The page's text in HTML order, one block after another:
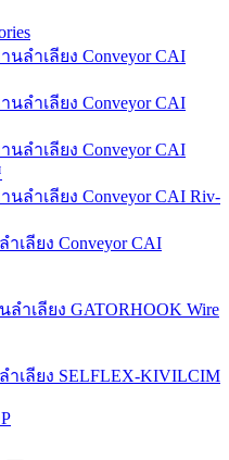
ลำเลียง Conveyor CAI
ลำเลียง Conveyor CAI
ลำเลียง Conveyor CAI
ลำเลียง Conveyor CAI Riv-
เลียง Conveyor CAI
ำเลียง GATORHOOK Wire
เลียง SELFLEX-KIVILCIM